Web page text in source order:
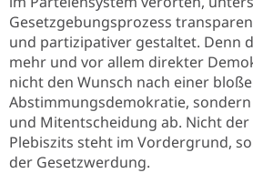
Gesetzgebungsprozess
und partizipativer gestaltet. Denn
mehr und vor allem direkter
nicht den Wunsch nach einer
Abstimmungsdemokratie,
und Mitentscheidung ab. Nicht
Plebiszits steht im Vordergrund,
der Gesetzwerdung.